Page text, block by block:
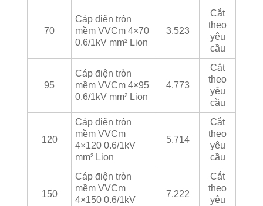
70
Cáp điện tròn
mềm VVCm 4×70
0.6/1kV mm² Lion
3.523
Cắt
theo
yêu
cầu
95
Cáp điện tròn
mềm VVCm 4×95
0.6/1kV mm² Lion
4.773
Cắt
theo
yêu
cầu
120
Cáp điện tròn
mềm VVCm
4×120 0.6/1kV
mm² Lion
5.714
Cắt
theo
yêu
cầu
150
Cáp điện tròn
mềm VVCm
4×150 0.6/1kV
7.222
Cắt
theo
yêu